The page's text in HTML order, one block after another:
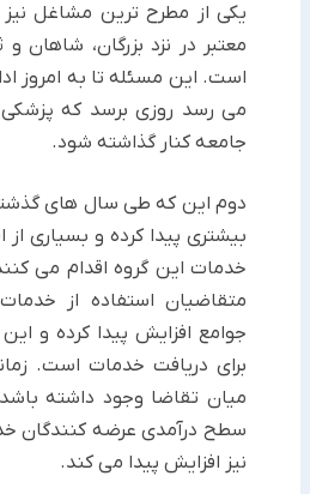
یکی از مطرح ترین مشاغل
معتبر در نزد بزرگان، شاهان
است. این مسئله تا به امروز
می رسد روزی برسد که
جامعه کنار گذاشته شود.
دوم این که طی سال های
بیشتری پیدا کرده و بسیاری از
خدمات این گروه اقدام می
متقاضیان استفاده از
جوامع افزایش پیدا کرده و
برای دریافت خدمات است.
میان تقاضا وجود داشته
سطح درآمدی عرضه کنندگان
نیز افزایش پیدا می کند.